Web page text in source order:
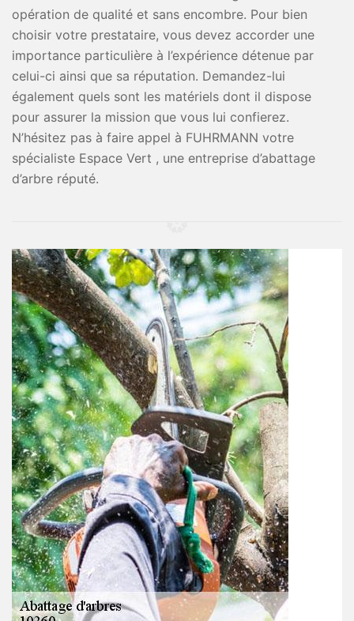
opération de qualité et sans encombre. Pour bien
choisir votre prestataire, vous devez accorder une
importance particulière à l’expérience détenue par
celui-ci ainsi que sa réputation. Demandez-lui
également quels sont les matériels dont il dispose
pour assurer la mission que vous lui confierez.
N’hésitez pas à faire appel à FUHRMANN votre
spécialiste Espace Vert , une entreprise d’abattage
d’arbre réputé.